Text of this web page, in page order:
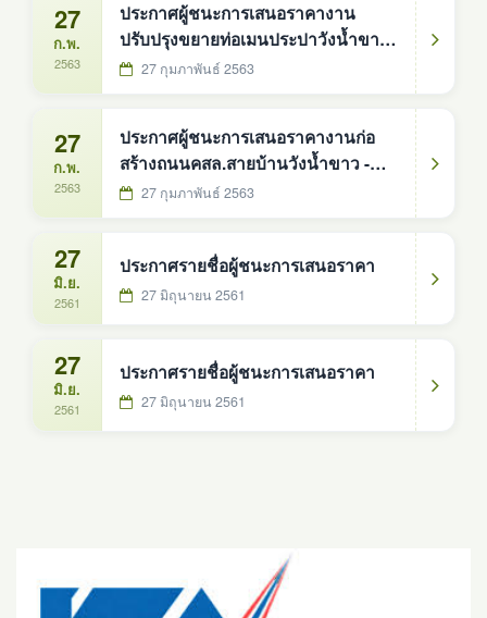
27
ก.พ.
2563
ประกาศผู้ชนะการเสนอราคางาน
ปรับปรุงขยายท่อเมนประปาวังน้ำขาว
หมู่ที่327 กุมภาพันธ์ 2563
27
ก.พ.
2563
ประกาศผู้ชนะการเสนอราคางานก่อ
สร้างถนนคสล.สายบ้านวังน้ำขาว -
บ้านดู่27 กุมภาพันธ์ 2563
27
มิ.ย.
2561
ประกาศรายชื่อผู้ชนะการเสนอราคา
27 มิถุนายน 2561
27
มิ.ย.
2561
ประกาศรายชื่อผู้ชนะการเสนอราคา
27 มิถุนายน 2561